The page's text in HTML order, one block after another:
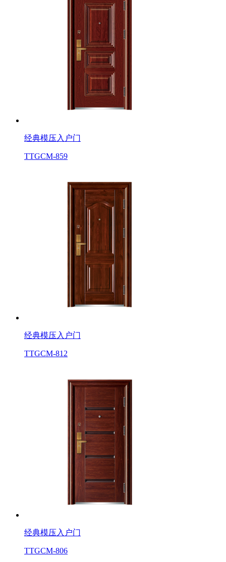
经典模压入户门
TTGCM-859
经典模压入户门
TTGCM-812
经典模压入户门
TTGCM-806